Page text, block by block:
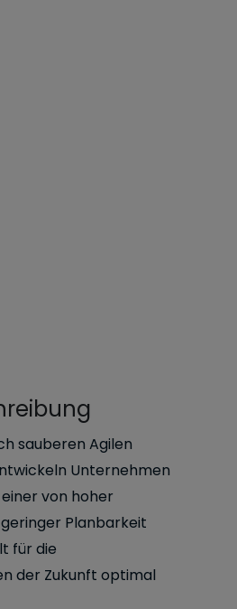
sauberen Agilen
Unternehmen
einer von hoher
Planbarkeit
für die
der Zukunft optimal